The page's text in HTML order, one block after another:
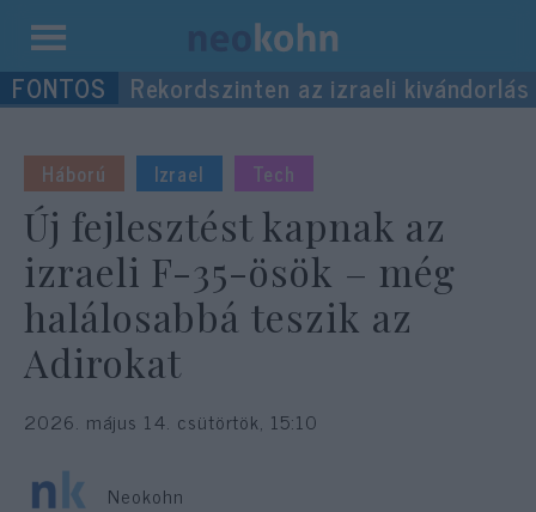
Kilépés
a Rekordszinten az izraeli kivándorlás
Háború Izrael Tech
Új fejlesztést kapnak az
izraeli F-35-ösök – még
halálosabbá teszik az
Adirokat
2026. május 14. csütörtök, 15:10
Neokohn